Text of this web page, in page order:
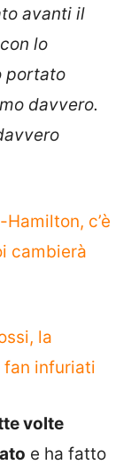
avanti il
lo
portato
davvero.
c’è
cambierà
la
infuriati
volte
e ha fatto